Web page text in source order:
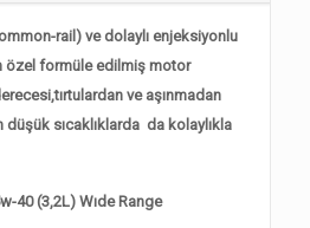
rail) ve dolaylı enjeksiyonlu
özel formüle edilmiş motor
ve aşınmadan
sıcaklıklarda da kolaylıkla
40 (3,2L) Wıde Range